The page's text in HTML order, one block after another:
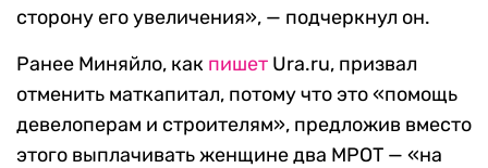
сторону его увеличения», — подчеркнул он.
Ранее Миняйло, как пишет Ura.ru, призвал
отменить маткапитал, потому что это «помощь
девелоперам и строителям», предложив вместо
этого выплачивать женщине два МРОТ — «на